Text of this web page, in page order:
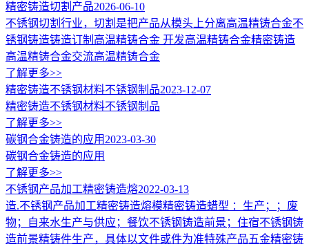
精密铸造切割产品2026-06-10
不锈钢切割行业，切割是把产品从模头上分离高温精铸合金不
锈钢铸造铸造订制高温精铸合金 开发高温精铸合金精密铸造
高温精铸合金交流高温精铸合金
了解更多>>
精密铸造不锈钢材料不锈钢制品2023-12-07
精密铸造不锈钢材料不锈钢制品
了解更多>>
碳钢合金铸造的应用 2023-03-30
碳钢合金铸造的应用
了解更多>>
不锈钢产品加工精密铸造熔2022-03-13
造.不锈钢产品加工精密铸造熔模精密铸造蜡型 ：生产；；废
物；自来水生产与供应；餐饮不锈钢铸造前景；住宿不锈钢铸
造前景精铸件生产，具体以文件或件为准特殊产品五金精密铸